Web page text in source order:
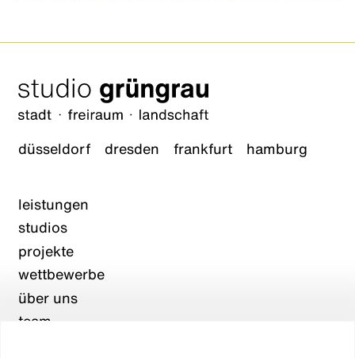
düsseldorf dresden frankfurt hamburg
leistungen
studios
projekte
wettbewerbe
über uns
team